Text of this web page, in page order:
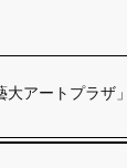
アートプラザ